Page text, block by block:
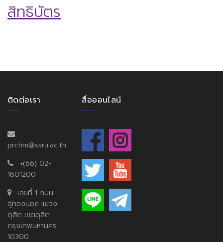
สิทธิบัตร
ติดต่อเรา
prchm@ssru.ac.th
+(66) 02-
1601200
เลขที่ 1 ถนน
อู่ทองนอก แขวง
ดุสิต เขตดุสิต
กรุงเทพมหานคร
10300
สื่อออนไลน์